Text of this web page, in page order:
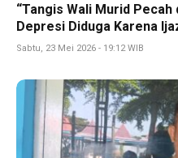
“Tangis Wali Murid
Depresi Diduga Karena
Sabtu, 23 Mei 2026 - 19:12 WIB